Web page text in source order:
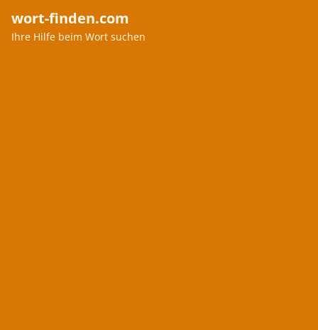
wort-finden.com
Ihre Hilfe beim Wort suchen